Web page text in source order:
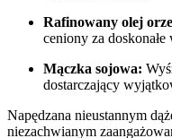
Rafinowany olej
ceniony za
Mączka sojowa:
dostarczający
Napędzana nieustannym
niezachwianym